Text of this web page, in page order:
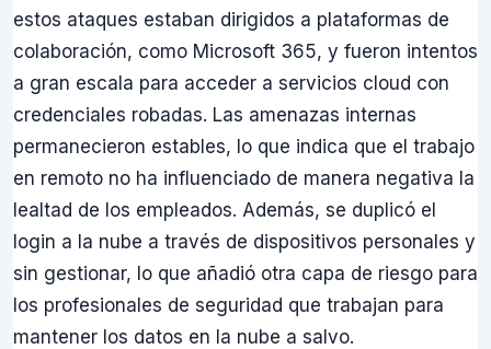
estos ataques estaban dirigidos a plataformas de
colaboración, como Microsoft 365, y fueron intentos
a gran escala para acceder a servicios cloud con
credenciales robadas. Las amenazas internas
permanecieron estables, lo que indica que el trabajo
en remoto no ha influenciado de manera negativa la
lealtad de los empleados. Además, se duplicó el
login a la nube a través de dispositivos personales y
sin gestionar, lo que añadió otra capa de riesgo para
los profesionales de seguridad que trabajan para
mantener los datos en la nube a salvo.